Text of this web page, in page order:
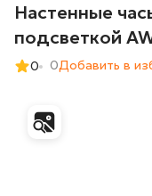
Настенные
подсветкой
0 0Добавить в